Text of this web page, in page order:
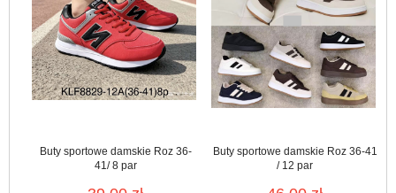
Buty sportowe damskie Roz 36-
41/ 8 par
Buty sportowe damskie Roz 36-41
/ 12 par